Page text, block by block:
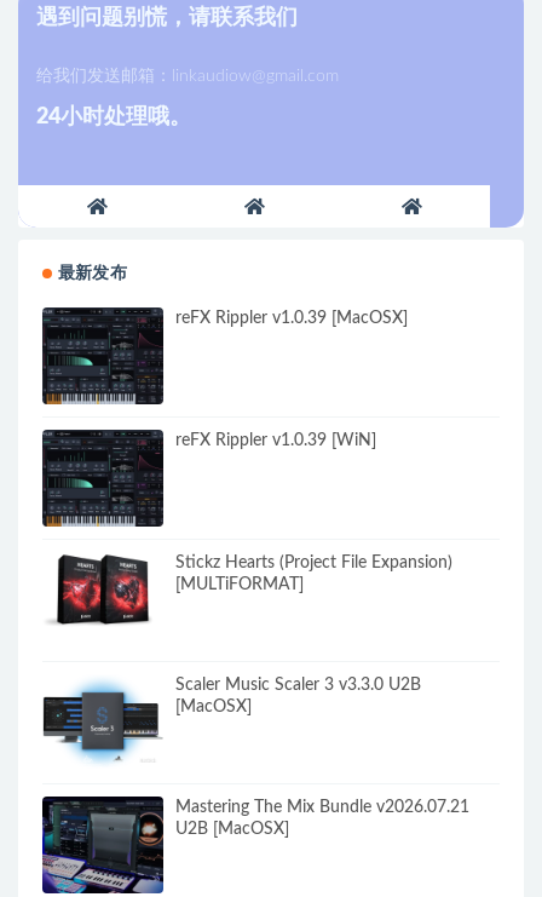
遇到问题别慌，请联系我们
给我们发送邮箱： linkaudiow@gmail.com
24小时处理哦。
最新发布
reFX Rippler v1.0.39 [MacOSX]
reFX Rippler v1.0.39 [WiN]
Stickz Hearts (Project File Expansion)
[MULTiFORMAT]
Scaler Music Scaler 3 v3.3.0 U2B
[MacOSX]
Mastering The Mix Bundle v2026.07.21
U2B [MacOSX]